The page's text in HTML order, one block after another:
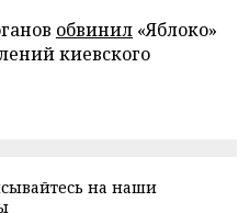
обвинил «Яблоко»
киевского
на наши